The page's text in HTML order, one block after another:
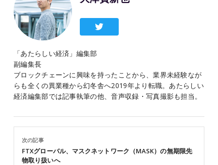
「あたらしい経済」編集部
副編集長
ブロックチェーンに興味を持ったことから、業界未経験なが
らも全くの異業種から幻冬舎へ2019年より転職。あたらしい
経済編集部では記事執筆の他、音声収録・写真撮影も担当。
次の記事
FTXグローバル、マスクネットワーク（MASK）の無期限先
物取り扱いへ